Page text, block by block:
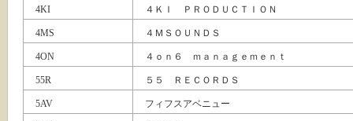
4KI ４ＫＩ ＰＲＯＤＵＣＴＩＯＮ
4MS ４ＭＳＯＵＮＤＳ
4ON ４ｏｎ６ ｍａｎａｇｅｍｅｎｔ
55R ５５ ＲＥＣＯＲＤＳ
5AV フィフスアベニュー